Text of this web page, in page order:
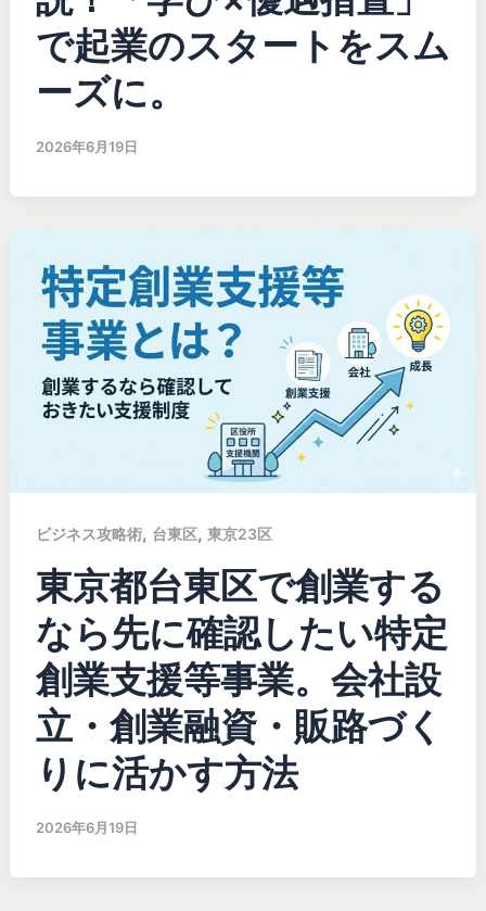
で起業のスタートをスム
ーズに。
2026年6月19日
ビジネス攻略術, 台東区, 東京23区
東京都台東区で創業する
なら先に確認したい特定
創業支援等事業。会社設
立・創業融資・販路づく
りに活かす方法
2026年6月19日